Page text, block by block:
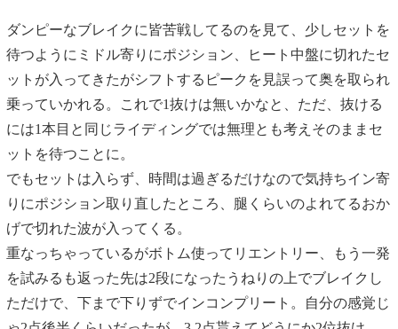
ダンピーなブレイクに皆苦戦してるのを見て、少しセットを
待つようにミドル寄りにポジション、ヒート中盤に切れたセ
ットが入ってきたがシフトするピークを見誤って奥を取られ
乗っていかれる。これで1抜けは無いかなと、ただ、抜ける
には1本目と同じライディングでは無理とも考えそのままセ
ットを待つことに。
でもセットは入らず、時間は過ぎるだけなので気持ちイン寄
りにポジション取り直したところ、腿くらいのよれてるおか
げで切れた波が入ってくる。
重なっちゃっているがボトム使ってリエントリー、もう一発
を試みるも返った先は2段になったうねりの上でブレイクし
ただけで、下まで下りずでインコンプリート。自分の感覚じ